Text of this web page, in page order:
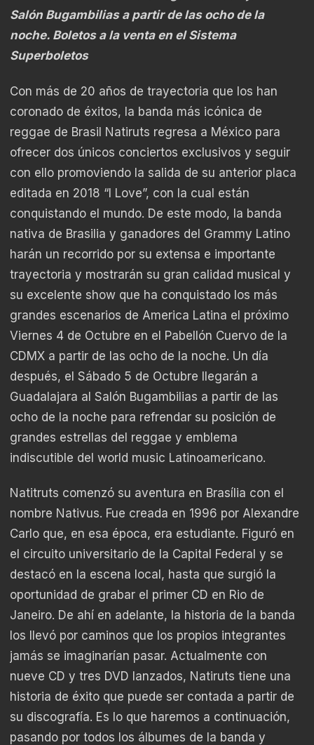
Salón Bugambilias a partir de las ocho de la
noche. Boletos a la venta en el Sistema
Superboletos
Con más de 20 años de trayectoria que los han
coronado de éxitos, la banda más icónica de
reggae de Brasil Natiruts regresa a México para
ofrecer dos únicos conciertos exclusivos y seguir
con ello promoviendo la salida de su anterior placa
editada en 2018 “I Love”, con la cual están
conquistando el mundo. De este modo, la banda
nativa de Brasilia y ganadores del Grammy Latino
harán un recorrido por su extensa e importante
trayectoria y mostrarán su gran calidad musical y
su excelente show que ha conquistado los más
grandes escenarios de America Latina el próximo
Viernes 4 de Octubre en el Pabellón Cuervo de la
CDMX a partir de las ocho de la noche. Un día
después, el Sábado 5 de Octubre llegarán a
Guadalajara al Salón Bugambilias a partir de las
ocho de la noche para refrendar su posición de
grandes estrellas del reggae y emblema
indiscutible del world music Latinoamericano.
Natitruts comenzó su aventura en Brasília con el
nombre Nativus. Fue creada en 1996 por Alexandre
Carlo que, en esa época, era estudiante. Figuró en
el circuito universitario de la Capital Federal y se
destacó en la escena local, hasta que surgió la
oportunidad de grabar el primer CD en Rio de
Janeiro. De ahí en adelante, la historia de la banda
los llevó por caminos que los propios integrantes
jamás se imaginarían pasar. Actualmente con
nueve CD y tres DVD lanzados, Natiruts tiene una
historia de éxito que puede ser contada a partir de
su discografía. Es lo que haremos a continuación,
pasando por todos los álbumes de la banda y